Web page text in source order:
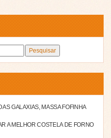
GALAXIAS, MASSA FOFINHA
A MELHOR COSTELA DE FORNO